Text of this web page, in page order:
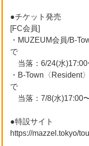
●チケット発売
[FC会員]
・MUZEUM会員/B-
で
当落：6/24(水)17:00
・B-Town〈Resident
で
当落：7/8(水)17:00
●特設サイト
https://mazzel.tokyo/